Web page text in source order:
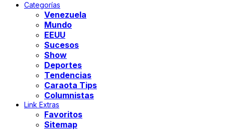
Categorías
Venezuela
Mundo
EEUU
Sucesos
Show
Deportes
Tendencias
Caraota Tips
Columnistas
Link Extras
Favoritos
Sitemap